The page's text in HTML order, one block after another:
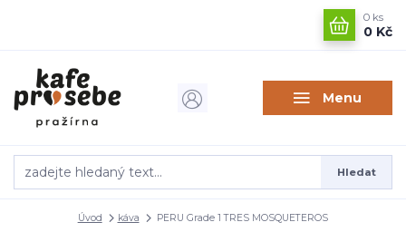
Menu
Hledat
0 ks
0 Kč
Úvod káva PERU Grade 1 TRES MOSQUETEROS